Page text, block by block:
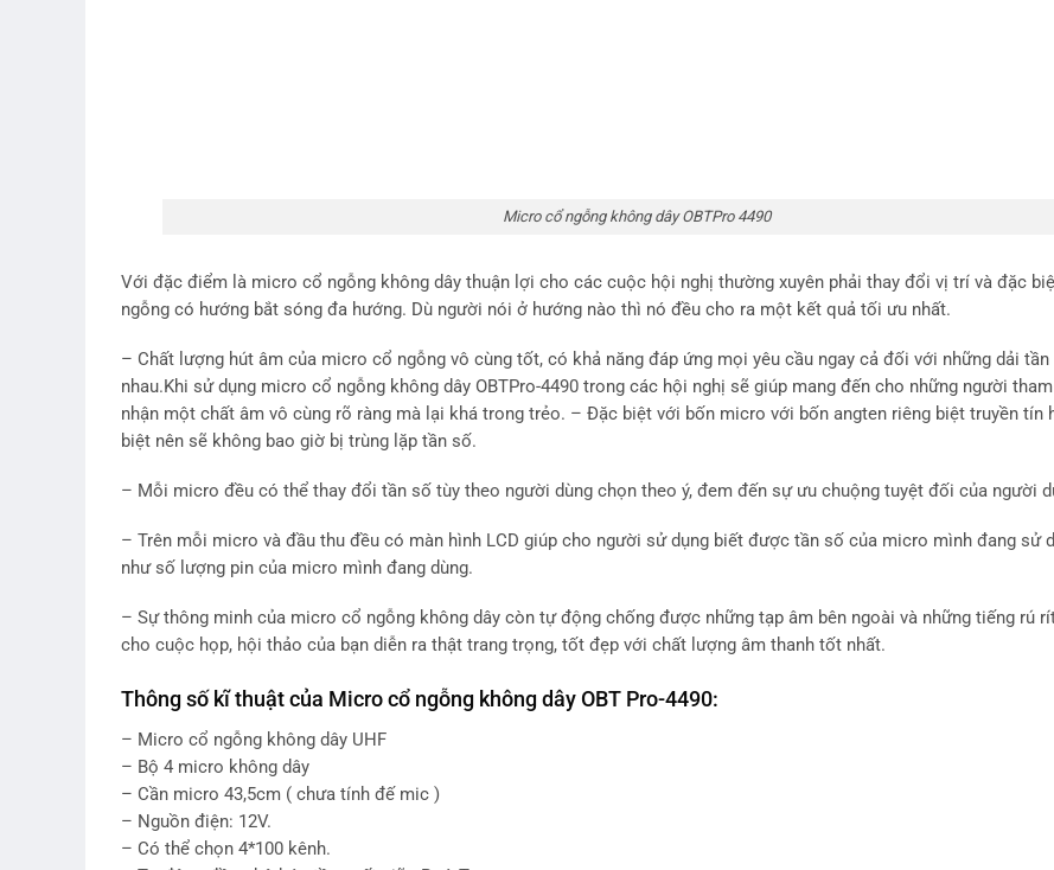
Micro cổ ngỗng không dây OBTPro 4490
Với đặc điểm là micro cổ ngỗng không dây thuận lợi cho các cuộc hội nghị thường xuyên phải thay đổi vị trí và đặc
ngỗng có hướng bắt sóng đa hướng. Dù người nói ở hướng nào thì nó đều cho ra một kết quả tối ưu nhất.
– Chất lượng hút âm của micro cổ ngỗng vô cùng tốt, có khả năng đáp ứng mọi yêu cầu ngay cả đối với những dải tần
nhau.Khi sử dụng micro cổ ngỗng không dây OBTPro-4490 trong các hội nghị sẽ giúp mang đến cho những người
nhận một chất âm vô cùng rõ ràng mà lại khá trong trẻo. – Đặc biệt với bốn micro với bốn angten riêng biệt truyền tín
biệt nên sẽ không bao giờ bị trùng lặp tần số.
– Mỗi micro đều có thể thay đổi tần số tùy theo người dùng chọn theo ý, đem đến sự ưu chuộng tuyệt đối của người
– Trên mỗi micro và đầu thu đều có màn hình LCD giúp cho người sử dụng biết được tần số của micro mình đang sử
như số lượng pin của micro mình đang dùng.
– Sự thông minh của micro cổ ngỗng không dây còn tự động chống được những tạp âm bên ngoài và những tiếng rú
cho cuộc họp, hội thảo của bạn diễn ra thật trang trọng, tốt đẹp với chất lượng âm thanh tốt nhất.
Thông số kĩ thuật của Micro cổ ngỗng không dây OBT Pro-4490:
– Micro cổ ngỗng không dây UHF
– Bộ 4 micro không dây
– Cần micro 43,5cm ( chưa tính đế mic )
– Nguồn điện: 12V.
– Có thể chọn 4*100 kênh.